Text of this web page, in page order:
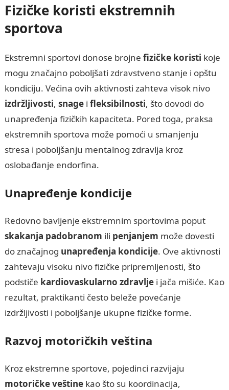
Fizičke koristi ekstremnih
sportova
Ekstremni sportovi donose brojne fizičke koristi koje
mogu značajno poboljšati zdravstveno stanje i opštu
kondiciju. Većina ovih aktivnosti zahteva visok nivo
izdržljivosti, snagei fleksibilnosti, što dovodi do
unapređenja fizičkih kapaciteta. Pored toga, praksa
ekstremnih sportova može pomoći u smanjenju
stresa i poboljšanju mentalnog zdravlja kroz
oslobađanje endorfina.
Unapređenje kondicije
Redovno bavljenje ekstremnim sportovima poput
skakanja padobranom ili penjanjem može dovesti
do značajnog unapređenja kondicije. Ove aktivnosti
zahtevaju visoku nivo fizičke pripremljenosti, što
podstiče kardiovaskularno zdravljei jača mišiće. Kao
rezultat, praktikanti često beleže povećanje
izdržljivosti i poboljšanje ukupne fizičke forme.
Razvoj motoričkih veština
Kroz ekstremne sportove, pojedinci razvijaju
motoričke veštinekao što su koordinacija,